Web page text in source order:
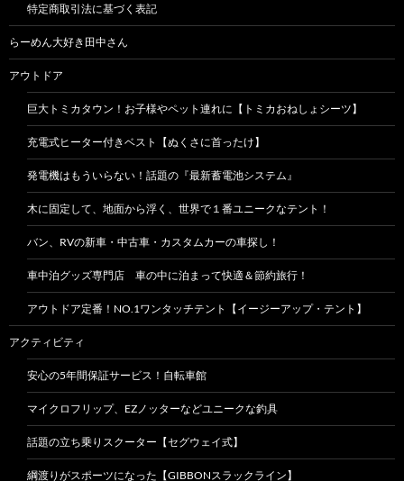
特定商取引法に基づく表記
らーめん大好き田中さん
アウトドア
巨大トミカタウン！お子様やペット連れに【トミカおねしょシーツ】
充電式ヒーター付きベスト【ぬくさに首ったけ】
発電機はもういらない！話題の『最新蓄電池システム』
木に固定して、地面から浮く、世界で１番ユニークなテント！
バン、RVの新車・中古車・カスタムカーの車探し！
車中泊グッズ専門店 車の中に泊まって快適＆節約旅行！
アウトドア定番！NO.1ワンタッチテント【イージーアップ・テント】
アクティビティ
安心の5年間保証サービス！自転車館
マイクロフリップ、EZノッターなどユニークな釣具
話題の立ち乗りスクーター【セグウェイ式】
綱渡りがスポーツになった【GIBBONスラックライン】